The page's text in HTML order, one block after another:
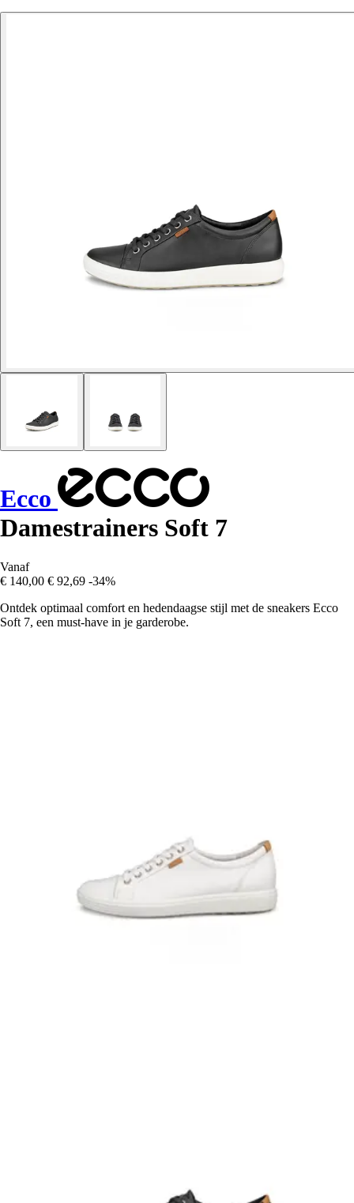
Ecco
Damestrainers Soft 7
Vanaf
€ 140,00 € 92,69 -34%
Ontdek optimaal comfort en hedendaagse stijl met de sneakers Ecco
Soft 7, een must-have in je garderobe.